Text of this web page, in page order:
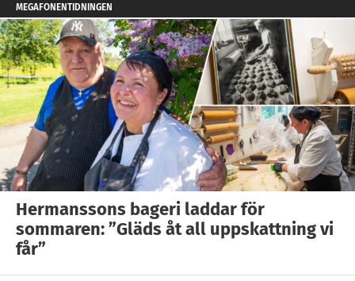
MEGAFONENTIDNINGEN
Hermanssons bageri laddar för
sommaren: ”Gläds åt all uppskattning vi
får”